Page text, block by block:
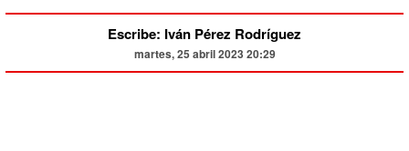
Escribe: Iván Pérez Rodríguez
martes, 25 abril 2023 20:29